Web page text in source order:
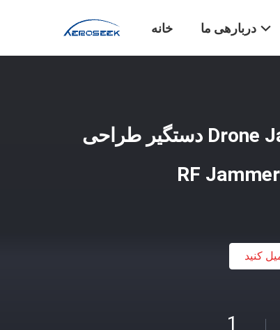
خانه دربارهی ما
4 باند محافظ نوع Drone Jammer دستگیر طراحی
کنید
1